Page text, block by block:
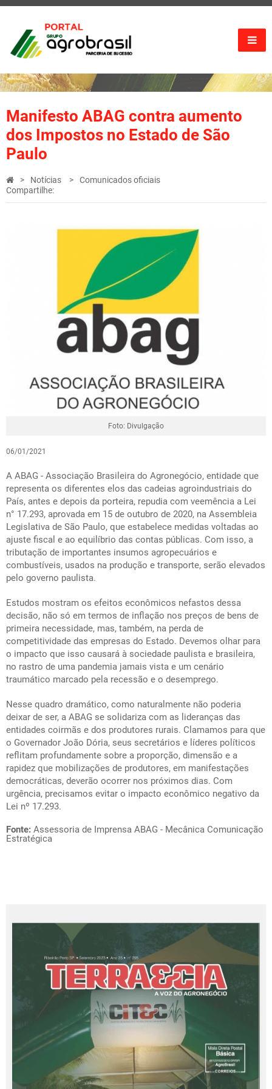
Manifesto ABAG contra aumento
dos Impostos no Estado de São
Paulo
Notícias
Comunicados oficiais
Compartilhe:
Foto: Divulgação
06/01/2021
A ABAG - Associação Brasileira do Agronegócio, entidade que
representa os diferentes elos das cadeias agroindustriais do
País, antes e depois da porteira, repudia com veemência a Lei
n° 17.293, aprovada em 15 de outubro de 2020, na Assembleia
Legislativa de São Paulo, que estabelece medidas voltadas ao
ajuste fiscal e ao equilíbrio das contas públicas. Com isso, a
tributação de importantes insumos agropecuários e
combustíveis, usados na produção e transporte, serão elevados
pelo governo paulista.
Estudos mostram os efeitos econômicos nefastos dessa
decisão, não só em termos de inflação nos preços de bens de
primeira necessidade, mas, também, na perda de
competitividade das empresas do Estado. Devemos olhar para
o impacto que isso causará à sociedade paulista e brasileira,
no rastro de uma pandemia jamais vista e um cenário
traumático marcado pela recessão e o desemprego.
Nesse quadro dramático, como naturalmente não poderia
deixar de ser, a ABAG se solidariza com as lideranças das
entidades coirmãs e dos produtores rurais. Clamamos para que
o Governador João Dória, seus secretários e líderes políticos
reflitam profundamente sobre a proporção, dimensão e a
rapidez que mobilizações de produtores, em manifestações
democráticas, deverão ocorrer nos próximos dias. Com
urgência, precisamos evitar o impacto econômico negativo da
Lei nº 17.293.
Fonte: Assessoria de Imprensa ABAG - Mecânica Comunicação
Estratégica